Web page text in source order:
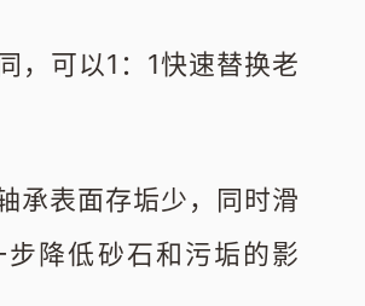
，可以1：1快速替换老
承表面存垢少，同时滑
降低砂石和污垢的影